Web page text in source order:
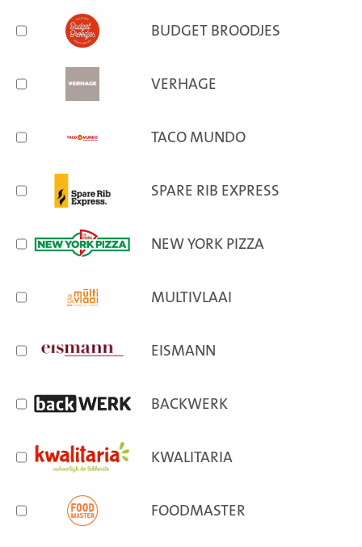
BUDGET BROODJES
VERHAGE
TACO MUNDO
SPARE RIB EXPRESS
NEW YORK PIZZA
MULTIVLAAI
EISMANN
BACKWERK
KWALITARIA
FOODMASTER